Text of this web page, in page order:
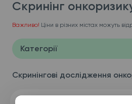
Скринінг
Важливо! Ціни в різних містах можуть
Категорії
Скринінгові дослідження